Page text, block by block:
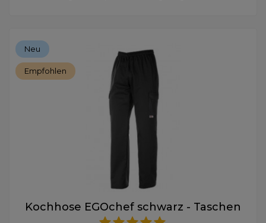
Neu
Empfohlen
Kochhose EGOchef schwarz - Taschen